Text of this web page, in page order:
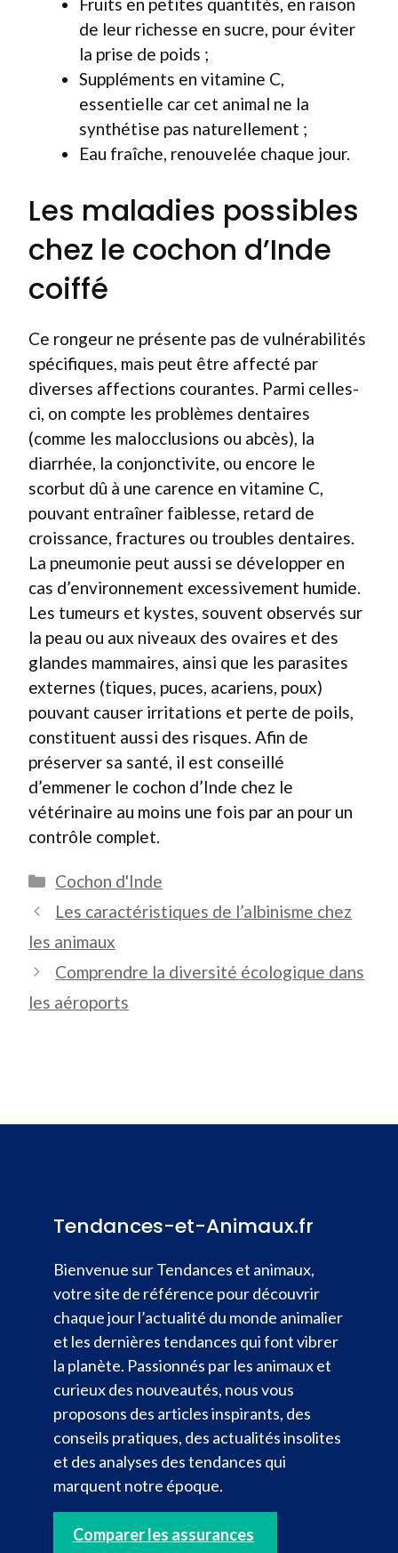
de leur richesse en sucre, pour éviter
la prise de poids ;
Suppléments en vitamine C,
essentielle car cet animal ne la
synthétise pas naturellement ;
Eau fraîche, renouvelée chaque jour.
Les maladies possibles
chez le cochon d’Inde
coiffé
Ce rongeur ne présente pas de vulnérabilités
spécifiques, mais peut être affecté par
diverses affections courantes. Parmi celles-
ci, on compte les problèmes dentaires
(comme les malocclusions ou abcès), la
diarrhée, la conjonctivite, ou encore le
scorbut dû à une carence en vitamine C,
pouvant entraîner faiblesse, retard de
croissance, fractures ou troubles dentaires.
La pneumonie peut aussi se développer en
cas d’environnement excessivement humide.
Les tumeurs et kystes, souvent observés sur
la peau ou aux niveaux des ovaires et des
glandes mammaires, ainsi que les parasites
externes (tiques, puces, acariens, poux)
pouvant causer irritations et perte de poils,
constituent aussi des risques. Afin de
préserver sa santé, il est conseillé
d’emmener le cochon d’Inde chez le
vétérinaire au moins une fois par an pour un
contrôle complet.
Catégories
Cochon d'Inde
Les caractéristiques de l’albinisme chez
les animaux
Comprendre la diversité écologique dans
les aéroports
Tendances-et-Animaux.fr
Bienvenue sur Tendances et animaux,
votre site de référence pour découvrir
chaque jour l’actualité du monde animalier
et les dernières tendances qui font vibrer
la planète. Passionnés par les animaux et
curieux des nouveautés, nous vous
proposons des articles inspirants, des
conseils pratiques, des actualités insolites
et des analyses des tendances qui
marquent notre époque.
Comparer les assurances